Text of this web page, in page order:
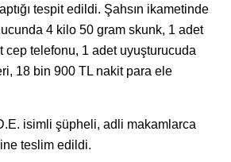
tespit edildi. Şahsın ikametinde
4 kilo 50 gram skunk, 1 adet
cep telefonu, 1 adet uyuşturucuda
18 bin 900 TL nakit para ele
isimli şüpheli, adli makamlarca
teslim edildi.